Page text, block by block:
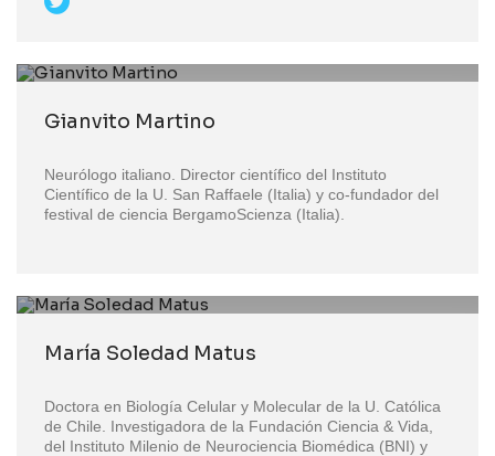
Gianvito Martino
Neurólogo italiano. Director científico del Instituto
Científico de la U. San Raffaele (Italia) y co-fundador del
festival de ciencia BergamoScienza (Italia).
María Soledad Matus
Doctora en Biología Celular y Molecular de la U. Católica
de Chile. Investigadora de la Fundación Ciencia & Vida,
del Instituto Milenio de Neurociencia Biomédica (BNI) y